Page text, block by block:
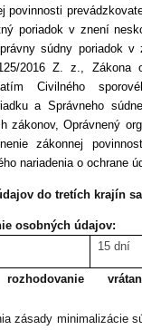
povinnosti
poriadok v znení
súdny poriadok v
2016 Z. z., Zákona
Civilného
a Správneho
zákonov, Oprávnený
zákonnej
nariadenia o ochrane
do tretích krajín
osobných údajov:
15 dní
rozhodovanie
zásady minimalizácie